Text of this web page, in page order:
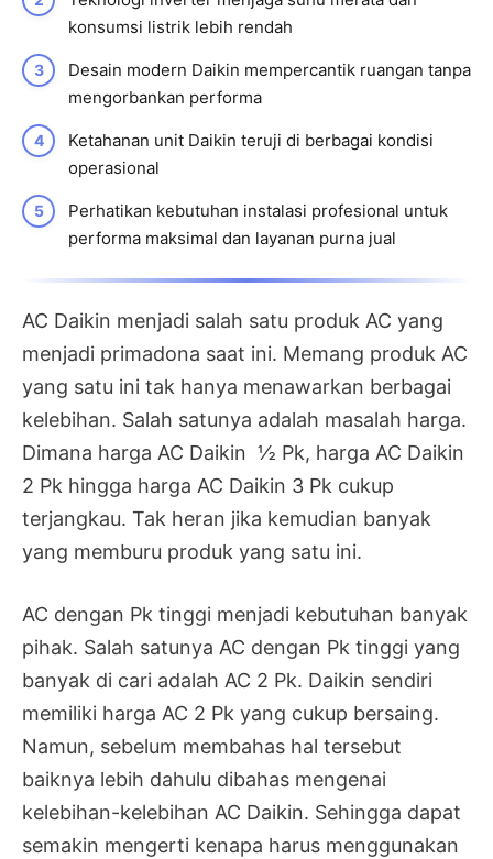
konsumsi listrik lebih rendah
Desain modern Daikin mempercantik ruangan tanpa
mengorbankan performa
Ketahanan unit Daikin teruji di berbagai kondisi
operasional
Perhatikan kebutuhan instalasi profesional untuk
performa maksimal dan layanan purna jual
AC Daikin menjadi salah satu produk AC yang
menjadi primadona saat ini. Memang produk AC
yang satu ini tak hanya menawarkan berbagai
kelebihan. Salah satunya adalah masalah harga.
Dimana harga AC Daikin ½ Pk, harga AC Daikin
2 Pk hingga harga AC Daikin 3 Pk cukup
terjangkau. Tak heran jika kemudian banyak
yang memburu produk yang satu ini.
AC dengan Pk tinggi menjadi kebutuhan banyak
pihak. Salah satunya AC dengan Pk tinggi yang
banyak di cari adalah AC 2 Pk. Daikin sendiri
memiliki harga AC 2 Pk yang cukup bersaing.
Namun, sebelum membahas hal tersebut
baiknya lebih dahulu dibahas mengenai
kelebihan-kelebihan AC Daikin. Sehingga dapat
semakin mengerti kenapa harus menggunakan